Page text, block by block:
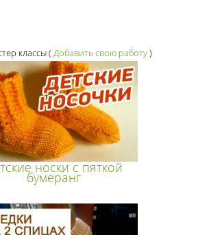
классы( Добавить свою работу)
носки с пяткой
бумеранг